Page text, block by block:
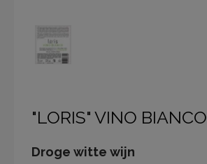
"LORIS" VINO BIANCO
Droge witte wijn